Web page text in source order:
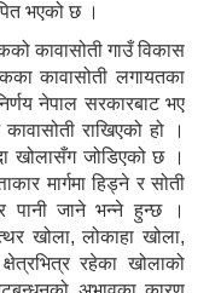
भएको छ ।
कावासोती गाउँ विकास
कावासोती लगायतका
नेपाल सरकारबाट भए
राखिएको हो ।
खोलासँग जोडिएको छ ।
मार्गमा हिड्ने र सोती
पानी जाने भन्ने हुन्छ ।
खोला, लोकाहा खोला,
रहेका खोलाको